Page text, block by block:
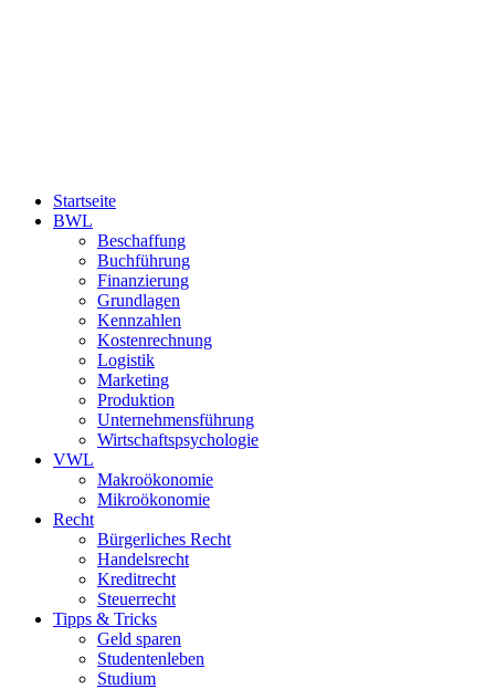
Startseite
BWL
Beschaffung
Buchführung
Finanzierung
Grundlagen
Kennzahlen
Kostenrechnung
Logistik
Marketing
Produktion
Unternehmensführung
Wirtschaftspsychologie
VWL
Makroökonomie
Mikroökonomie
Recht
Bürgerliches Recht
Handelsrecht
Kreditrecht
Steuerrecht
Tipps & Tricks
Geld sparen
Studentenleben
Studium